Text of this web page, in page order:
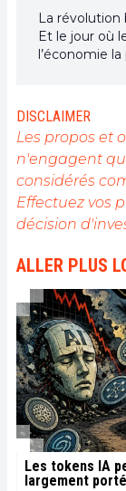
La
Et le jour où
l’économie
DISCLAIMER
Les propos et
n'engagent
considérés
Effectuez vos
décision
ALLER PLUS
Les tokens IA
largement